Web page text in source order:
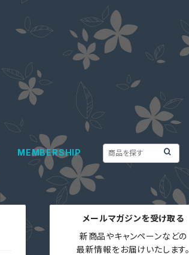
MEMBERSHIP
メールマガジンを受け取る
新商品やキャンペーンなどの
最新情報をお届けいたします。